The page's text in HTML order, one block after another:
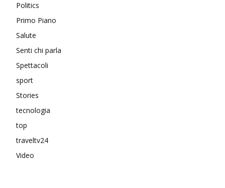
Politics
Primo Piano
Salute
Senti chi parla
Spettacoli
sport
Stories
tecnologia
top
traveltv24
Video